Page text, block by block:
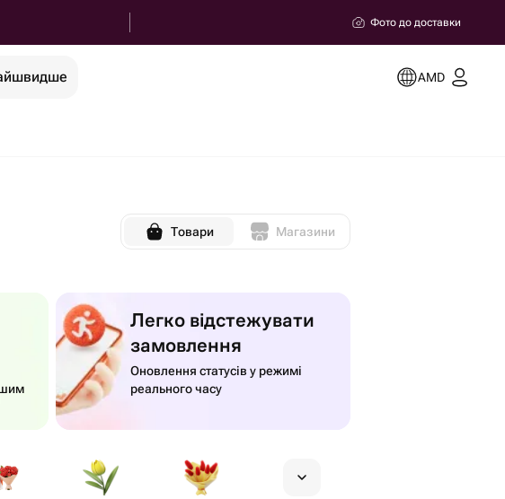
Фото до доставки
AMD
Товари Магазини
Легко відстежувати
замовлення
Оновлення статусів у режимі
реального часу